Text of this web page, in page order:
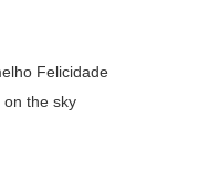
Felicidade
on the sky